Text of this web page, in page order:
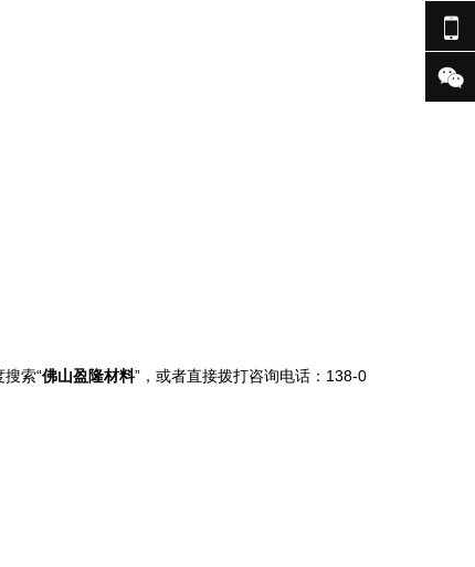
索“佛山盈隆材料”，或者直接拨打咨询电话：138-0

